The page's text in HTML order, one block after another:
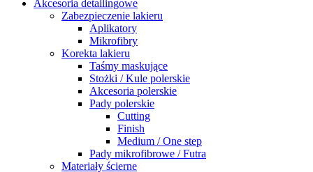
Akcesoria detailingowe
Zabezpieczenie lakieru
Aplikatory
Mikrofibry
Korekta lakieru
Taśmy maskujące
Stożki / Kule polerskie
Akcesoria polerskie
Pady polerskie
Cutting
Finish
Medium / One step
Pady mikrofibrowe / Futra
Materiały ścierne